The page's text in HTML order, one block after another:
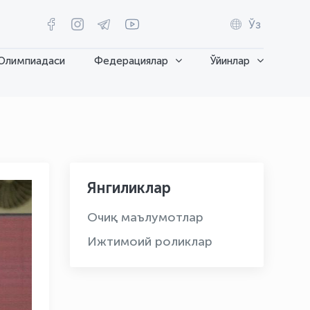
Ўз
Федерациялар Ўйинлар
Янгиликлар
Очиқ маълумотлар
Ижтимоий роликлар